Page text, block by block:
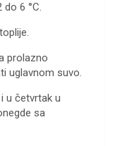
6 °C.
prolazno
uglavnom suvo.
u četvrtak u
sa